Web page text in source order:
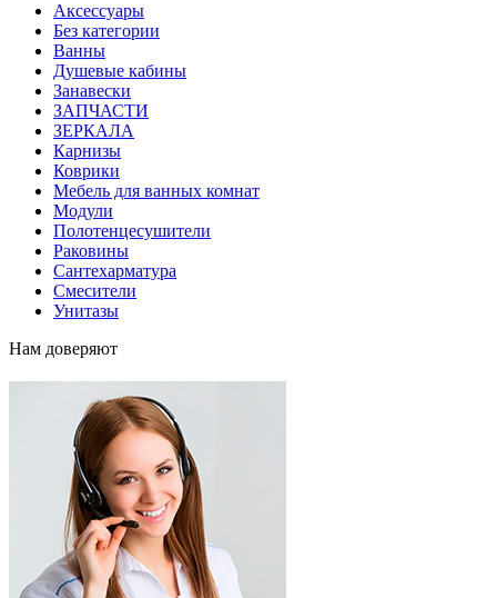
Аксессуары
Без категории
Ванны
Душевые кабины
Занавески
ЗАПЧАСТИ
ЗЕРКАЛА
Карнизы
Коврики
Мебель для ванных комнат
Модули
Полотенцесушители
Раковины
Сантехарматура
Смесители
Унитазы
Нам доверяют